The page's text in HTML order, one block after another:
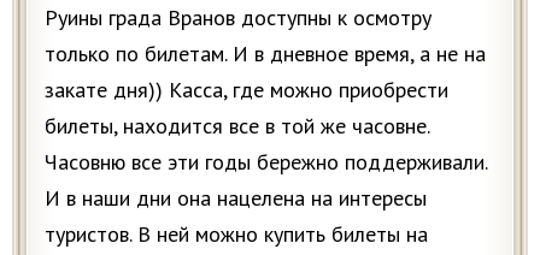
Руины града Вранов доступны к осмотру
только по билетам. И в дневное время, а не на
закате дня)) Касса, где можно приобрести
билеты, находится все в той же часовне.
Часовню все эти годы бережно поддерживали.
И в наши дни она нацелена на интересы
туристов. В ней можно купить билеты на